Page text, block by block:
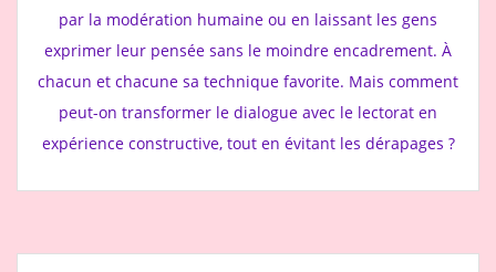
par la modération humaine ou en laissant les gens
exprimer leur pensée sans le moindre encadrement. À
chacun et chacune sa technique favorite. Mais comment
peut-on transformer le dialogue avec le lectorat en
expérience constructive, tout en évitant les dérapages ?